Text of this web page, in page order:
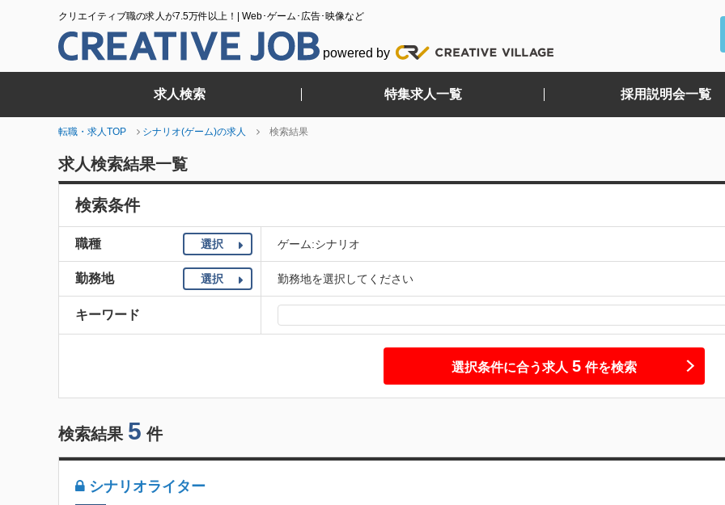
クリエイティブ職の求人が7.5万件以上！| Web･ゲーム･広告･映像など
powered by
求人検索 特集求人一覧 採用説明会一覧
転職・求人TOP シナリオ(ゲーム)の求人 検索結果
求人検索結果一覧
検索条件
職種 選択 ゲーム:シナリオ
勤務地 選択 勤務地を選択してください
キーワード
選択条件に合う求人 5 件を検索
検索結果 5 件
シナリオライター